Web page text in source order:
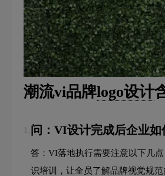
潮流vi品牌logo设计
问：VI设计完成后企业如
答：VI落地执行需要注意以下几
识培训，让全员了解品牌视觉规